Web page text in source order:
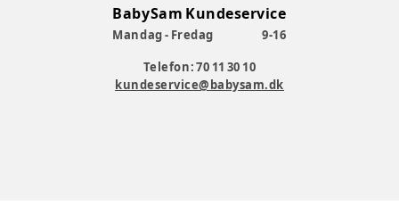
BabySam Kundeservice
Mandag - Fredag
9-16
Telefon: 70 11 30 10
kundeservice@babysam.dk